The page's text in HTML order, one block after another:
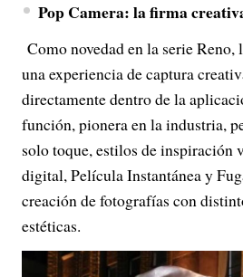
Pop Camera: la firma
Como novedad en la serie Reno,
una experiencia de captura
directamente dentro de la
función, pionera en la industria,
solo toque, estilos de inspiración
digital, Película Instantánea y
creación de fotografías con
estéticas.